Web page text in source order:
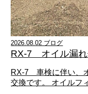
2026.08.02 ブログ
RX-7 オイル漏れ
RX-7 車検に伴い、
交換です。 オイルフ